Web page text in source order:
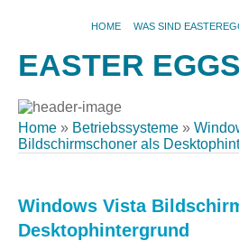
HOME WAS SIND
EASTER EGGS
Home » Betriebssysteme »
Bildschirmschoner als
Windows Vista
Desktophintergrund